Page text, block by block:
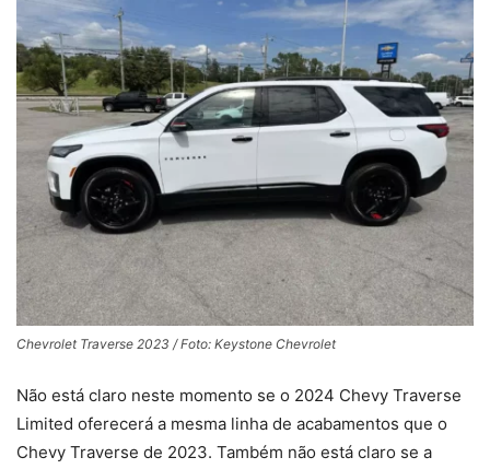
Chevrolet Traverse 2023 / Foto: Keystone Chevrolet
Não está claro neste momento se o 2024 Chevy Traverse
Limited oferecerá a mesma linha de acabamentos que o
Chevy Traverse de 2023. Também não está claro se a